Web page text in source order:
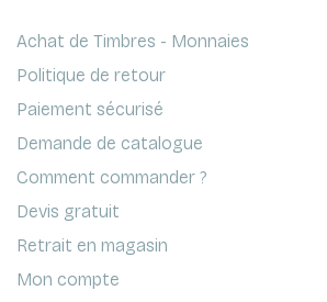
Achat de Timbres - Monnaies
Politique de retour
Paiement sécurisé
Demande de catalogue
Comment commander ?
Devis gratuit
Retrait en magasin
Mon compte